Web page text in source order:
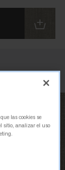
las cookies se
sitio, analizar el uso